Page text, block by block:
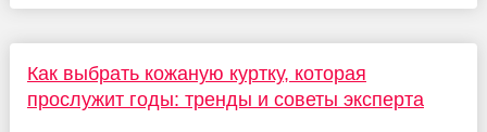
Как выбрать кожаную куртку, которая
прослужит годы: тренды и советы эксперта